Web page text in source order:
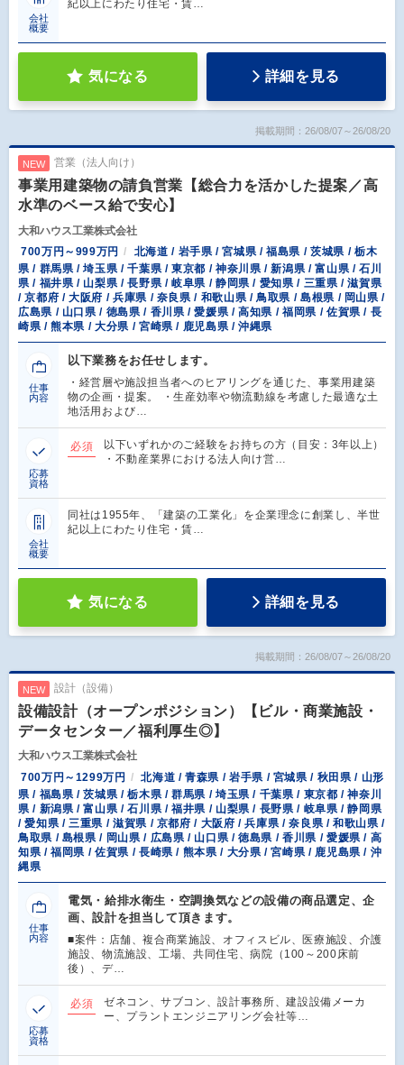
会社
概要
紀以上にわたり住宅・賃…
気になる 詳細を見る
掲載期間：26/08/07～26/08/20
NEW 営業（法人向け）
事業用建築物の請負営業【総合力を活かした提案／高
水準のベース給で安心】
大和ハウス工業株式会社
700万円～999万円
北海道 / 岩手県 / 宮城県 / 福島県 / 茨城県 / 栃木
県 / 群馬県 / 埼玉県 / 千葉県 / 東京都 / 神奈川県 / 新潟県 / 富山県 / 石川
県 / 福井県 / 山梨県 / 長野県 / 岐阜県 / 静岡県 / 愛知県 / 三重県 / 滋賀県
/ 京都府 / 大阪府 / 兵庫県 / 奈良県 / 和歌山県 / 鳥取県 / 島根県 / 岡山県 /
広島県 / 山口県 / 徳島県 / 香川県 / 愛媛県 / 高知県 / 福岡県 / 佐賀県 / 長
崎県 / 熊本県 / 大分県 / 宮崎県 / 鹿児島県 / 沖縄県
仕事
内容
以下業務をお任せします。
・経営層や施設担当者へのヒアリングを通じた、事業用建築
物の企画・提案。 ・生産効率や物流動線を考慮した最適な土
地活用および…
応募
資格
必須
以下いずれかのご経験をお持ちの方（目安：3年以上）
・不動産業界における法人向け営…
会社
概要
同社は1955年、「建築の工業化」を企業理念に創業し、半世
紀以上にわたり住宅・賃…
気になる 詳細を見る
掲載期間：26/08/07～26/08/20
NEW 設計（設備）
設備設計（オープンポジション）【ビル・商業施設・
データセンター／福利厚生◎】
大和ハウス工業株式会社
700万円～1299万円
北海道 / 青森県 / 岩手県 / 宮城県 / 秋田県 / 山形
県 / 福島県 / 茨城県 / 栃木県 / 群馬県 / 埼玉県 / 千葉県 / 東京都 / 神奈川
県 / 新潟県 / 富山県 / 石川県 / 福井県 / 山梨県 / 長野県 / 岐阜県 / 静岡県
/ 愛知県 / 三重県 / 滋賀県 / 京都府 / 大阪府 / 兵庫県 / 奈良県 / 和歌山県 /
鳥取県 / 島根県 / 岡山県 / 広島県 / 山口県 / 徳島県 / 香川県 / 愛媛県 / 高
知県 / 福岡県 / 佐賀県 / 長崎県 / 熊本県 / 大分県 / 宮崎県 / 鹿児島県 / 沖
縄県
仕事
内容
電気・給排水衛生・空調換気などの設備の商品選定、企
画、設計を担当して頂きます。
■案件：店舗、複合商業施設、オフィスビル、医療施設、介護
施設、物流施設、工場、共同住宅、病院（100～200床前
後）、デ…
応募
資格
必須
ゼネコン、サブコン、設計事務所、建設設備メーカ
ー、プラントエンジニアリング会社等…